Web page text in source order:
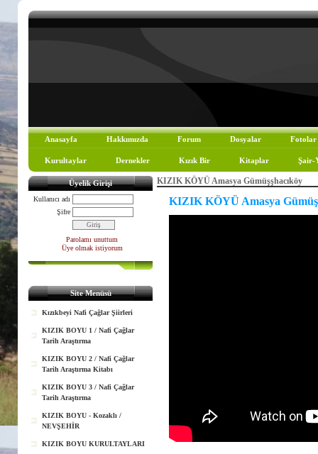
Anasayfa Hakkımızda Forum Dosyalar Fotolar
Kurultaylar Dernekler Kızık Bir Kitaplar Şair-
Üyelik Girişi
Kullanıcı adı
Şifre
Parolamı unuttum
Üye olmak istiyorum
Site Menüsü
Kızıkbeyi Nafi Çağlar Şiirleri
KIZIK BOYU 1 / Nafi Çağlar
Tarih Araştırma
KIZIK BOYU 2 / Nafi Çağlar
Tarih Araştırma Kitabı
KIZIK BOYU 3 / Nafi Çağlar
Tarih Araştırma
KIZIK BOYU - Kozaklı /
NEVŞEHİR
KIZIK BOYU KURULTAYLARI
KIZIK KÖYÜ Amasya Gümüşşhacıköy
KIZIK KÖYÜ Amasya